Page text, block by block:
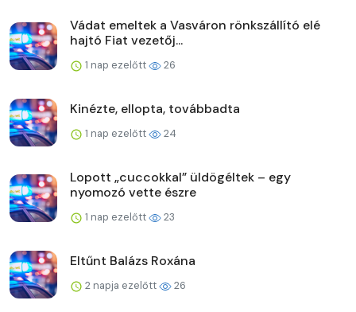
Vádat emeltek a Vasváron rönkszállító elé
hajtó Fiat vezetőj...
1 nap ezelőtt 26
Kinézte, ellopta, továbbadta
1 nap ezelőtt 24
Lopott „cuccokkal” üldögéltek – egy
nyomozó vette észre
1 nap ezelőtt 23
Eltűnt Balázs Roxána
2 napja ezelőtt 26